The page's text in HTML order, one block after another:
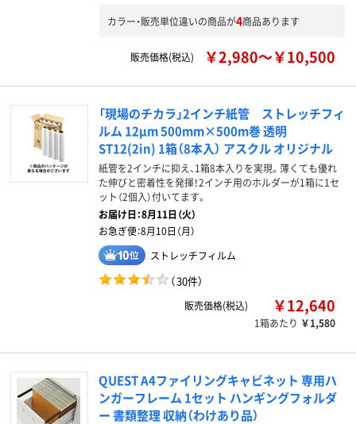
カラー・販売単位違いの商品が4商品あります
販売価格(税込) ￥2,980～￥10,500
「現場のチカラ」2インチ紙管 ストレッチフィ
ルム 12μm 500mm×500m巻 透明
ST12(2in) 1箱（8本入） アスクル オリジナル
紙管を2インチに抑え、1箱8本入りを実現。薄くても優れ
た伸びと密着性を発揮！2インチ用のホルダーが1箱に1セ
ット（2個入）付いてます。
お届け日：8月11日（火）
お急ぎ便：8月10日（月）
ストレッチフィルム
（30件）
販売価格(税込) ￥12,640
1箱あたり ￥1,580
QUEST A4ファイリングキャビネット 専用ハ
ンガーフレーム 1セット ハンギングフォルダ
ー 書類整理 収納（わけあり品）